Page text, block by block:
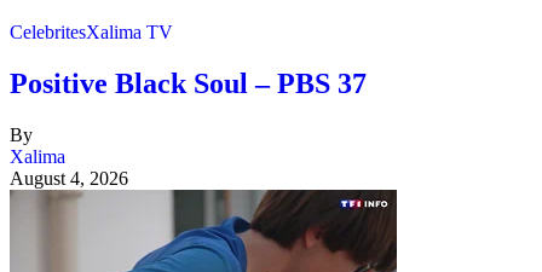
CelebritesXalima TV
Positive Black Soul – PBS 37
By
Xalima
August 4, 2026